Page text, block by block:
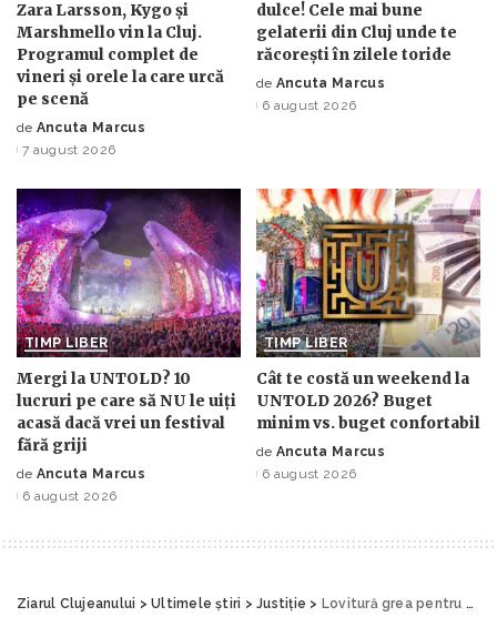
Zara Larsson, Kygo și
Marshmello vin la Cluj.
Programul complet de
vineri și orele la care urcă
pe scenă
Posted
by
de Ancuta Marcus
7 august 2026
dulce! Cele mai bune
gelaterii din Cluj unde te
răcorești în zilele toride
Posted
by
de Ancuta Marcus
6 august 2026
TIMP LIBER
Mergi la UNTOLD? 10
lucruri pe care să NU le uiți
acasă dacă vrei un festival
fără griji
Posted
by
de Ancuta Marcus
6 august 2026
TIMP LIBER
Cât te costă un weekend la
UNTOLD 2026? Buget
minim vs. buget confortabil
Posted
by
de Ancuta Marcus
6 august 2026
Ziarul Clujeanului >Ultimele știri >Justiție > Lovitură grea pentru Cristian Pomohaci. Fostul preot, trimis în judecată pentru trafic de droguri de mare risc